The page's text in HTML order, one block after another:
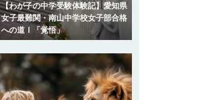
【わが子の中学受験体験記】愛知県
女子最難関・南山中学校女子部合格
への道Ⅰ「覚悟」